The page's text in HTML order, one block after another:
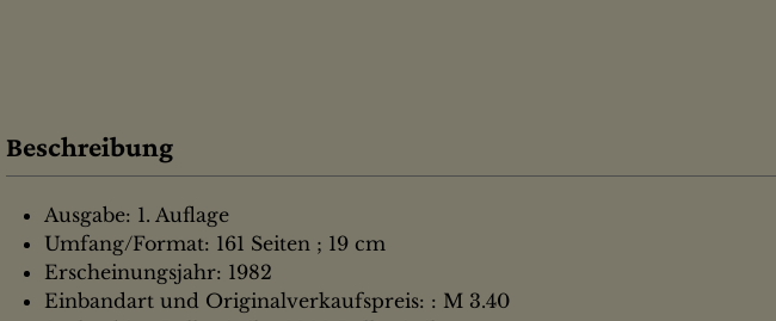
Beschreibung
Ausgabe: 1. Auflage
Umfang/Format: 161 Seiten ; 19 cm
Erscheinungsjahr: 1982
Einbandart und Originalverkaufspreis: : M 3.40